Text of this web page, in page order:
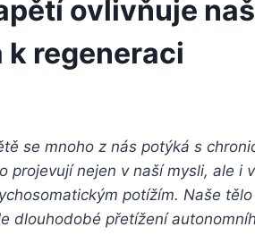
ovlivňuje
k regeneraci
se mnoho z nás potýká s
projevují nejen v naší mysli, ale i
potížím. Naše
dlouhodobé přetížení